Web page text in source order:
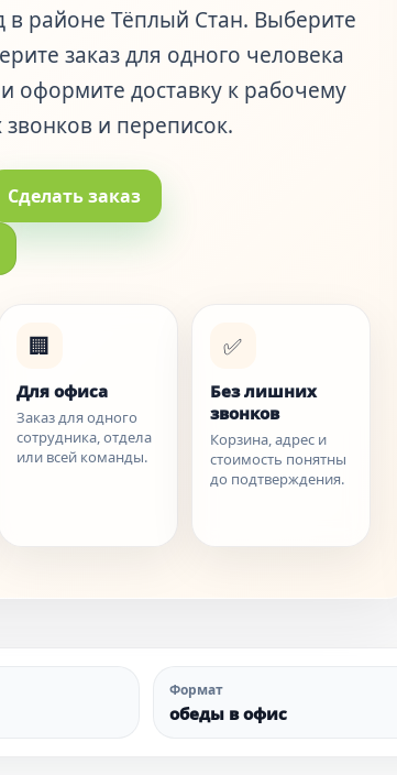
районе Тёплый Стан. Выберите
заказ для одного человека
оформите доставку к рабочему
и переписок.
Сделать заказ
🏢
Для офиса
Заказ для одного
сотрудника, отдела
или всей команды.
✅
Без лишних
звонков
Корзина, адрес и
стоимость понятны
до подтверждения.
Формат
обеды в офис